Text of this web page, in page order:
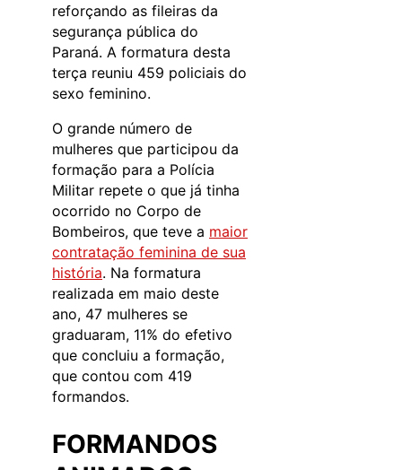
reforçando as fileiras da
segurança pública do
Paraná. A formatura desta
terça reuniu 459 policiais do
sexo feminino.
O grande número de
mulheres que participou da
formação para a Polícia
Militar repete o que já tinha
ocorrido no Corpo de
Bombeiros, que teve a maior
contratação feminina de sua
história. Na formatura
realizada em maio deste
ano, 47 mulheres se
graduaram, 11% do efetivo
que concluiu a formação,
que contou com 419
formandos.
FORMANDOS